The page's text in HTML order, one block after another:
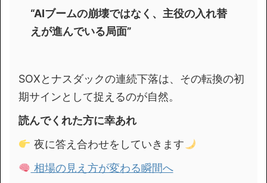
“AIブームの崩壊ではなく、主役の入れ替
えが進んでいる局面”
SOXとナスダックの連続下落は、その転換の初
期サインとして捉えるのが自然。
読んでくれた方に幸あれ
夜に答え合わせをしていきます
相場の見え方が変わる瞬間へ